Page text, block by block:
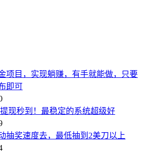
项目，实现躺赚，有手就能做，只要
即可
现秒到！最稳定的系统超级好
抽奖速度去，最低抽到2美刀以上